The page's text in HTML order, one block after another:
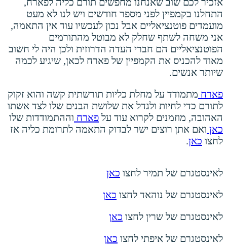
התחלנו בקמפיין לפני מספר חודשים ויש לנו לא מעט
מועמדים פוטנציאליים אבל נכון לעכשיו עוד אין התאמה,
אני משחה לשתף שחלק לא מבוטל מהתורמים
הפוטנציאליים הם חברי העדה הדרוזית ולכן היה לי חשוב
מאוד להכניס את הקמפיין של פארח לכאן, שיגיע לכמה
שיותר אנשים.
פארח מתמודד על מחלת כליות תורשתית קשה והוא זקוק
לתורם כדי לחיות ולגדל את שלושת הבנים שלו לצד אשתו
האהובה, מוזמנים לקרוא עוד על פארח וההתמודדות שלו
כאן ואם אתן רוצים ישר לבדוק התאמה לתרומת כליה אז
לחצו כאן.
לאינסטגרם של תמיר לחצו כאן
לאינסטגרם של נוהאד לחצו כאן
לאינסטגרם של שרין לחצו כאן
לאינסטגרם של איפתי לחצו כאן